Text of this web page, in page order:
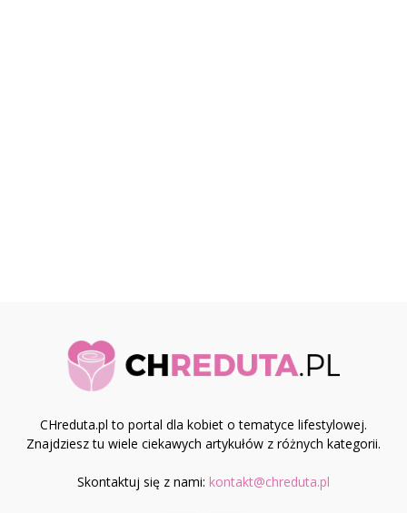
CHreduta.pl to portal dla kobiet o tematyce lifestylowej.
Znajdziesz tu wiele ciekawych artykułów z różnych kategorii.
Skontaktuj się z nami: kontakt@chreduta.pl